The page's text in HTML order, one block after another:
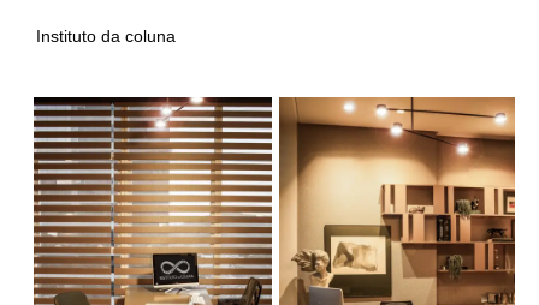
Instituto da coluna